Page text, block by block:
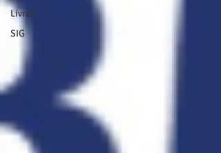
Livros
SIG